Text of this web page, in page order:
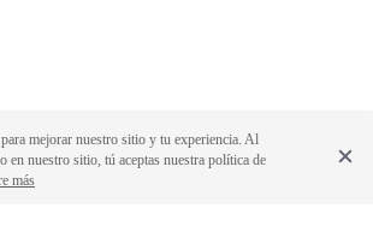
mejorar nuestro sitio y tu experiencia. Al
en nuestro sitio, tú aceptas nuestra política de
más